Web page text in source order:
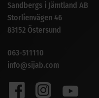
Sandbergs i Jämtland AB
Storlienvägen 46
83152 Östersund
063-511110
info@sijab.com